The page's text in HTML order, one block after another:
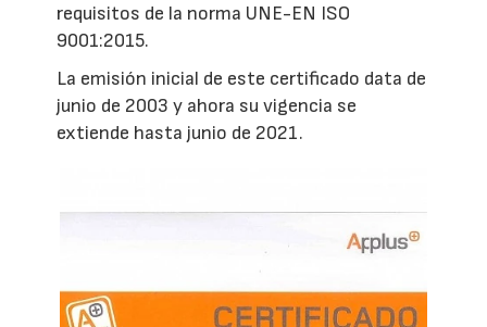
requisitos de la norma UNE-EN ISO
9001:2015.
La emisión inicial de este certificado data de
junio de 2003 y ahora su vigencia se
extiende hasta junio de 2021.